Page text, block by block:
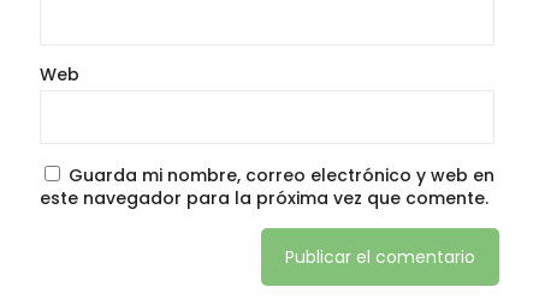
Web
Guarda mi nombre, correo electrónico y web en
este navegador para la próxima vez que comente.